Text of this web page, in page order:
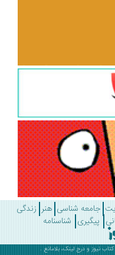
جامعه شناسی هنر زندگی
پیگیری شناسنامه
کتاب نیوز و درج لینک، بلامانع .